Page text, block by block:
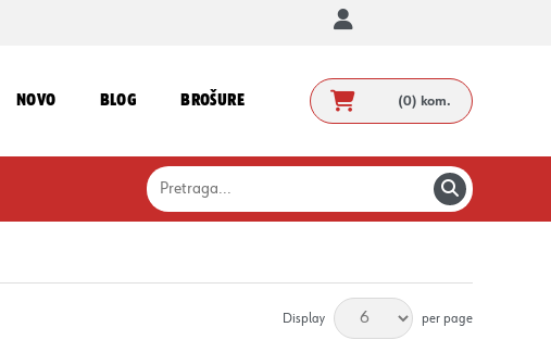
NOVO BLOG BROŠURE (0) kom.
Display per page